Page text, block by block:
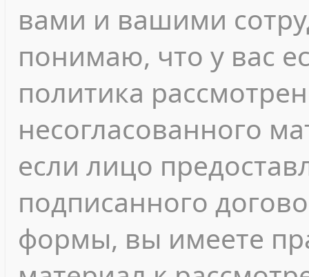
вами и вашими
понимаю, что у вас
политика
несогласованного
если лицо
подписанного
формы, вы имеете